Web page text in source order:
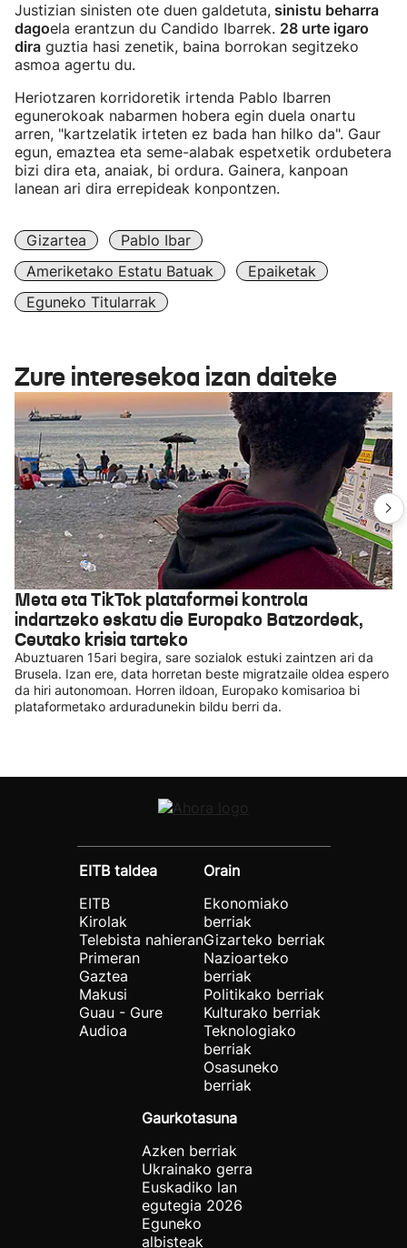
Justizian sinisten ote duen galdetuta, sinistu beharra
dagoela erantzun du Candido Ibarrek. 28 urte igaro
dira guztia hasi zenetik, baina borrokan segitzeko
asmoa agertu du.
Heriotzaren korridoretik irtenda Pablo Ibarren
egunerokoak nabarmen hobera egin duela onartu
arren, "kartzelatik irteten ez bada han hilko da". Gaur
egun, emaztea eta seme-alabak espetxetik ordubetera
bizi dira eta, anaiak, bi ordura. Gainera, kanpoan
lanean ari dira errepideak konpontzen.
Gizartea
Pablo Ibar
Ameriketako Estatu Batuak
Epaiketak
Eguneko Titularrak
Zure interesekoa izan daiteke
Meta eta TikTok plataformei kontrola
indartzeko eskatu die Europako Batzordeak,
Ceutako krisia tarteko
Abuztuaren 15ari begira, sare sozialok estuki zaintzen ari da
Brusela. Izan ere, data horretan beste migratzaile oldea espero
da hiri autonomoan. Horren ildoan, Europako komisarioa bi
plataformetako arduradunekin bildu berri da.
EITB taldea
EITB
Kirolak
Telebista nahieran
Primeran
Gaztea
Makusi
Guau - Gure
Audioa
Orain
Ekonomiako
berriak
Gizarteko berriak
Nazioarteko
berriak
Politikako berriak
Kulturako berriak
Teknologiako
berriak
Osasuneko
berriak
Gaurkotasuna
Azken berriak
Ukrainako gerra
Euskadiko lan
egutegia 2026
Eguneko
albisteak